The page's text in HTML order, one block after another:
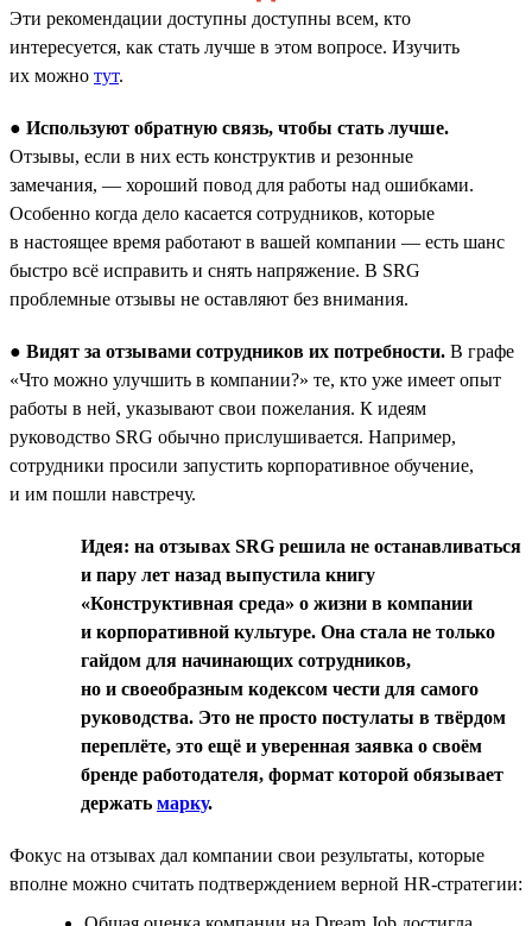
Эти рекомендации доступны доступны всем, кто
интересуется, как стать лучше в этом вопросе. Изучить
их можно тут.
● Используют обратную связь, чтобы стать лучше.
Отзывы, если в них есть конструктив и резонные
замечания, — хороший повод для работы над ошибками.
Особенно когда дело касается сотрудников, которые
в настоящее время работают в вашей компании — есть шанс
быстро всё исправить и снять напряжение. В SRG
проблемные отзывы не оставляют без внимания.
● Видят за отзывами сотрудников их потребности. В графе
«Что можно улучшить в компании?» те, кто уже имеет опыт
работы в ней, указывают свои пожелания. К идеям
руководство SRG обычно прислушивается. Например,
сотрудники просили запустить корпоративное обучение,
и им пошли навстречу.
Идея: на отзывах SRG решила не останавливаться
и пару лет назад выпустила книгу
«Конструктивная среда» о жизни в компании
и корпоративной культуре. Она стала не только
гайдом для начинающих сотрудников,
но и своеобразным кодексом чести для самого
руководства. Это не просто постулаты в твёрдом
переплёте, это ещё и уверенная заявка о своём
бренде работодателя, формат которой обязывает
держать марку.
Фокус на отзывах дал компании свои результаты, которые
вполне можно считать подтверждением верной HR-стратегии: